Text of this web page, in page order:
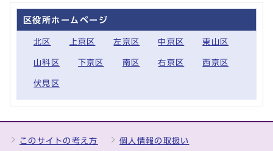
区役所ホームページ
北区 上京区 左京区 中京区 東山区
山科区 下京区 南区 右京区 西京区
伏見区
このサイトの考え方 個人情報の取扱い